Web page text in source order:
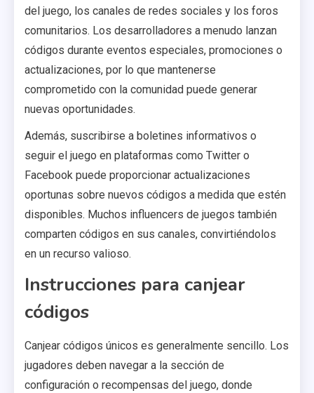
del juego, los canales de redes sociales y los foros
comunitarios. Los desarrolladores a menudo lanzan
códigos durante eventos especiales, promociones o
actualizaciones, por lo que mantenerse
comprometido con la comunidad puede generar
nuevas oportunidades.
Además, suscribirse a boletines informativos o
seguir el juego en plataformas como Twitter o
Facebook puede proporcionar actualizaciones
oportunas sobre nuevos códigos a medida que estén
disponibles. Muchos influencers de juegos también
comparten códigos en sus canales, convirtiéndolos
en un recurso valioso.
Instrucciones para canjear
códigos
Canjear códigos únicos es generalmente sencillo. Los
jugadores deben navegar a la sección de
configuración o recompensas del juego, donde